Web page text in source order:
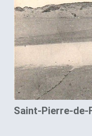
Saint-Pierre-de-